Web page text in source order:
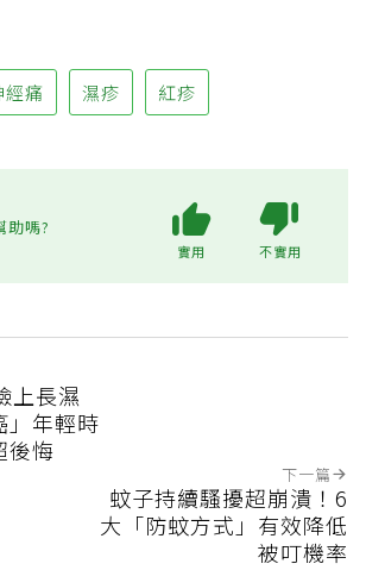
經痛 濕疹 紅疹
助嗎?
實用 不實用
上長濕
」年輕時
後悔
下一篇
蚊子持續騷擾超崩潰！6
大「防蚊方式」有效降低
被叮機率